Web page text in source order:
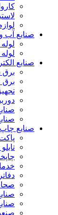
صنایع آب
صنایع
برق
برق
صنایع چاپ